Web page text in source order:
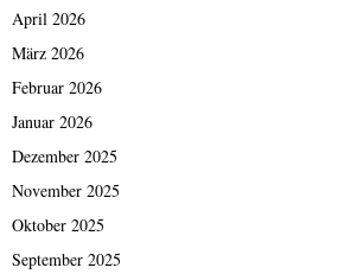
April 2026
März 2026
Februar 2026
Januar 2026
Dezember 2025
November 2025
Oktober 2025
September 2025